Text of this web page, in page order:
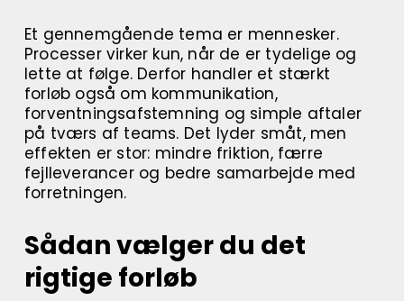
Et gennemgående tema er mennesker.
Processer virker kun, når de er tydelige og
lette at følge. Derfor handler et stærkt
forløb også om kommunikation,
forventningsafstemning og simple aftaler
på tværs af teams. Det lyder småt, men
effekten er stor: mindre friktion, færre
fejlleverancer og bedre samarbejde med
forretningen.
Sådan vælger du det
rigtige forløb